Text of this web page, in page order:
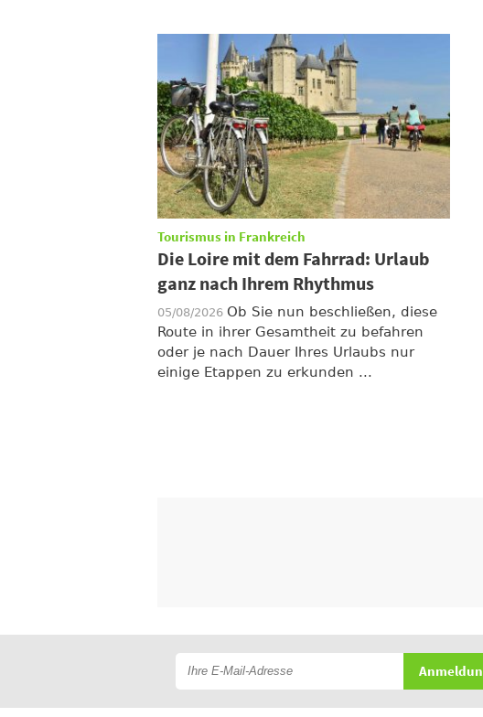
Tourismus in Frankreich
Die Loire mit dem Fahrrad: Urlaub
ganz nach Ihrem Rhythmus
05/08/2026 Ob Sie nun beschließen, diese
Route in ihrer Gesamtheit zu befahren
oder je nach Dauer Ihres Urlaubs nur
einige Etappen zu erkunden ...